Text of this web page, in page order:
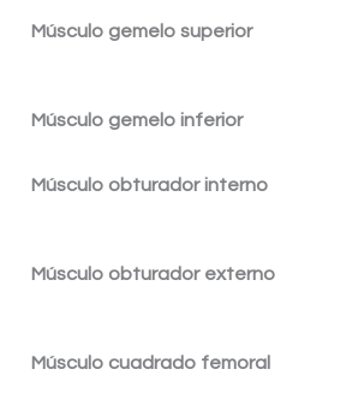
Músculo gemelo superior
Músculo gemelo inferior
Músculo obturador interno
Músculo obturador externo
Músculo cuadrado femoral